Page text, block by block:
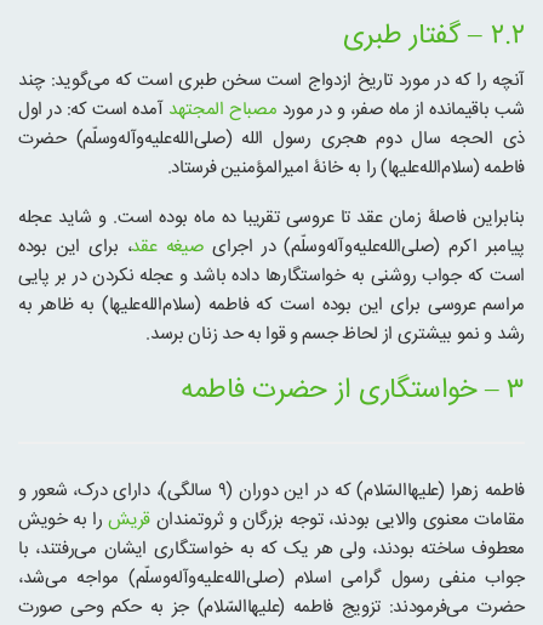
۲.۲ – گفتار طبری
آنچه را که در مورد تاریخ ازدواج است سخن طبری است که می‌گوید: چند
شب باقیمانده از ماه صفر، و در مورد مصباح المجتهد آمده است که: در اول
ذی الحجه سال دوم هجری رسول الله (صلی‌الله‌علیه‌و‌آله‌وسلّم) حضرت
فاطمه (سلام‌الله‌علیها) را به خانۀ امیرالمؤمنین فرستاد.
بنابراین فاصلۀ زمان عقد تا عروسی تقریبا ده ماه بوده است. و شاید عجله
پیامبر اکرم (صلی‌الله‌علیه‌و‌آله‌وسلّم) در اجرای صیغه عقد، برای این بوده
است که جواب روشنی به خواستگارها داده باشد و عجله نکردن در بر پایی
مراسم عروسی برای این بوده است که فاطمه (سلام‌الله‌علیها) به ظاهر به
رشد و نمو بیشتری از لحاظ جسم و قوا به حد زنان برسد.
۳ – خواستگاری از حضرت فاطمه
فاطمه زهرا (علیهاالسّلام) که در این دوران (۹ سالگی)، دارای درک، شعور و
مقامات معنوی والایی بودند، توجه بزرگان و ثروتمندان قریشرا به خویش
معطوف ساخته بودند، ولی هر یک که به خواستگاری ایشان می‌رفتند، با
جواب منفی رسول گرامی اسلام (صلی‌الله‌علیه‌و‌آله‌وسلّم) مواجه می‌شد،
حضرت می‌فرمودند: تزویج فاطمه (علیهاالسّلام) جز به حکم وحی صورت